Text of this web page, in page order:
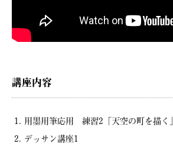
講座内容
用墨用筆応用 練習2「天空の町を描く」
デッサン講座1